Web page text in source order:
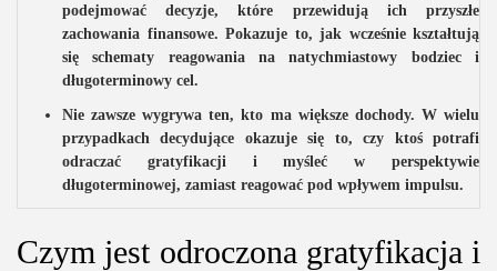
podejmować decyzje, które przewidują ich przyszłe
zachowania finansowe. Pokazuje to, jak wcześnie kształtują
się schematy reagowania na natychmiastowy bodziec i
długoterminowy cel.
Nie zawsze wygrywa ten, kto ma większe dochody. W wielu
przypadkach decydujące okazuje się to, czy ktoś potrafi
odraczać gratyfikacji i myśleć w perspektywie
długoterminowej, zamiast reagować pod wpływem impulsu.
Czym jest odroczona gratyfikacja i